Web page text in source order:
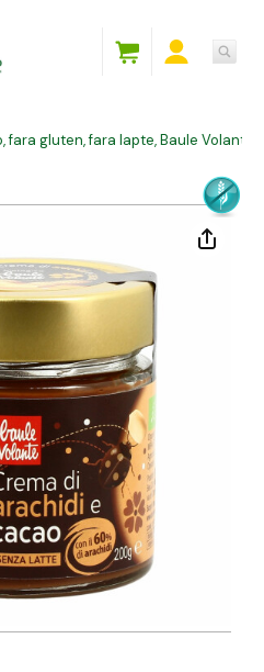
fara gluten, fara lapte, Baule Volante